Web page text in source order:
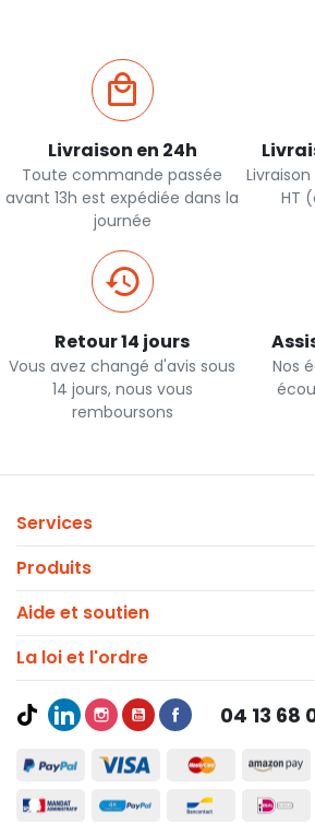
Livraison en 24h
Toute commande passée
avant 13h est expédiée dans la
journée
HT
Retour 14 jours
Vous avez changé d'avis sous
14 jours, nous vous
remboursons
Nos
Services
Produits
Aide et soutien
La loi et l'ordre
04 13 68